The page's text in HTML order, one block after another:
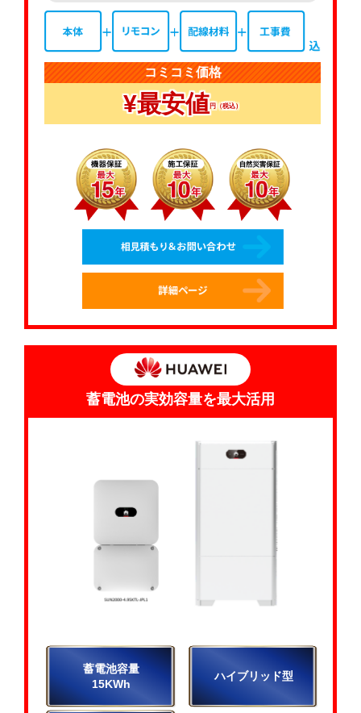
コミコミ価格
¥最安値円（税込）
蓄電池の実効容量を最大活用
蓄電池容量
15KWh
ハイブリッド型